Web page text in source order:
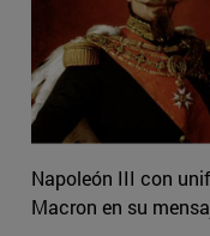
Napoleón III con
Macron en su